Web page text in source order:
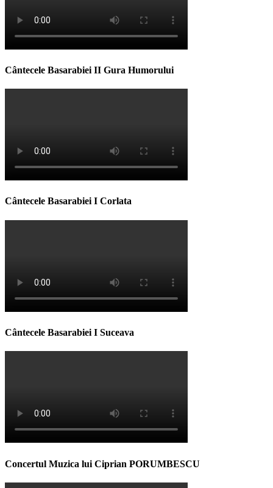
Cântecele Basarabiei II Gura Humorului
Cântecele Basarabiei I Corlata
Cântecele Basarabiei I Suceava
Concertul Muzica lui Ciprian PORUMBESCU